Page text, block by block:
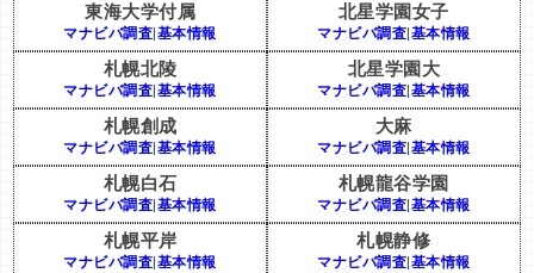
東海大学付属
マナビバ調査 基本情報
北星学園女子
マナビバ調査 基本情報
札幌北陵
マナビバ調査 基本情報
北星学園大
マナビバ調査 基本情報
札幌創成
マナビバ調査 基本情報
大麻
マナビバ調査 基本情報
札幌白石
マナビバ調査 基本情報
札幌龍谷学園
マナビバ調査 基本情報
札幌平岸
マナビバ調査 基本情報
札幌静修
マナビバ調査 基本情報